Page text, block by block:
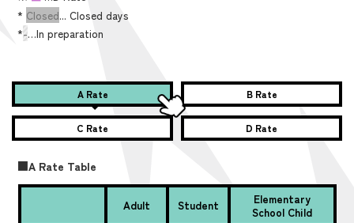
* Closed... Closed days
*-…In preparation
A Rate B Rate
C Rate D Rate
■A Rate Table
Adult Student
Elementary
School Child